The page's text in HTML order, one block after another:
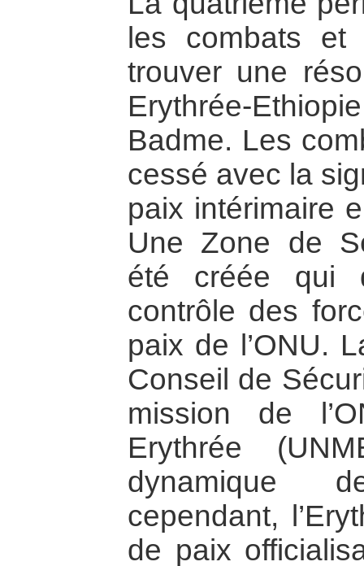
les combats
trouver une
Erythrée-
Badme. Les
cessé avec la
paix intérimaire
Une Zone de
été créée qui
contrôle des
paix de l’ONU.
Conseil de
mission de
Erythrée
dynamique
cependant,
de paix